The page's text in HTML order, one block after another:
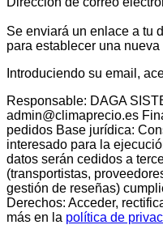
Se enviará un enlace a tu
para establecer una nueva
Introduciendo su email,
Responsable: DAGA
admin@climaprecio.es
pedidos Base jurídica:
interesado para la
datos serán cedidos a
(transportistas,
gestión de reseñas)
Derechos: Acceder,
más en la política de